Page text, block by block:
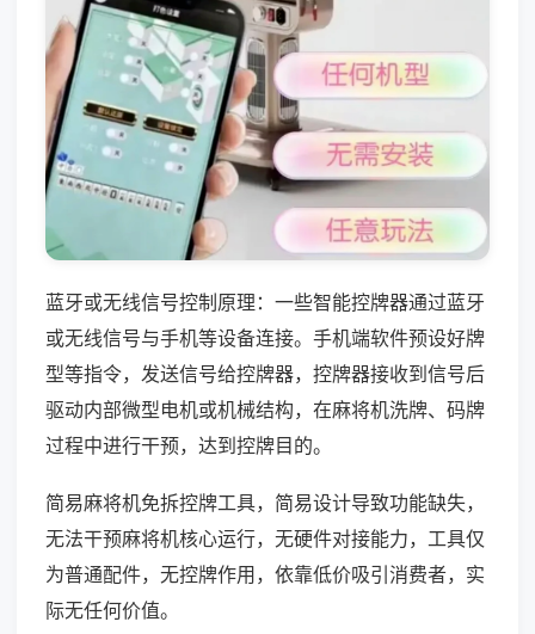
蓝牙或无线信号控制原理：一些智能控牌器通过蓝牙
或无线信号与手机等设备连接。手机端软件预设好牌
型等指令，发送信号给控牌器，控牌器接收到信号后
驱动内部微型电机或机械结构，在麻将机洗牌、码牌
过程中进行干预，达到控牌目的。
简易麻将机免拆控牌工具，简易设计导致功能缺失，
无法干预麻将机核心运行，无硬件对接能力，工具仅
为普通配件，无控牌作用，依靠低价吸引消费者，实
际无任何价值。